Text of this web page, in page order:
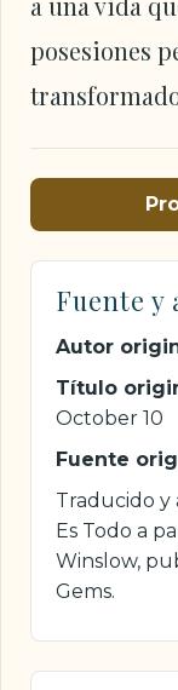
posesiones
Fuente
Autor
Título
October 10
Fuente
Traducido y
Es Todo a
Winslow,
Gems.